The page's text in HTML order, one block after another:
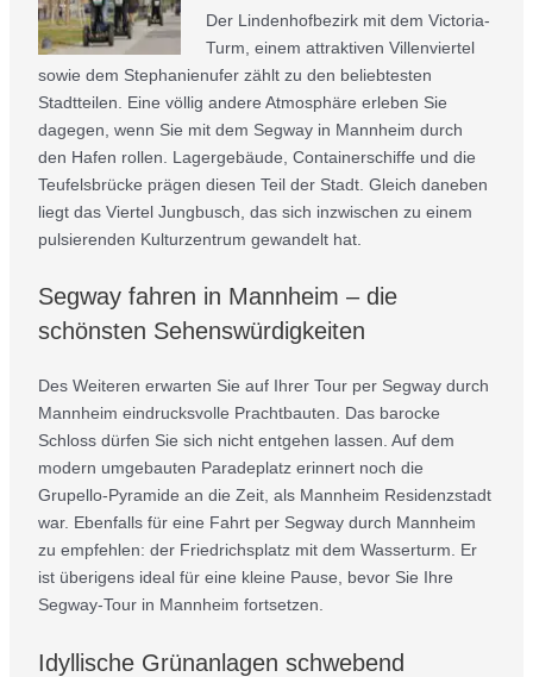
Der Lindenhofbezirk mit dem Victoria-
Turm, einem attraktiven Villenviertel
sowie dem Stephanienufer zählt zu den beliebtesten
Stadtteilen. Eine völlig andere Atmosphäre erleben Sie
dagegen, wenn Sie mit dem Segway in Mannheim durch
den Hafen rollen. Lagergebäude, Containerschiffe und die
Teufelsbrücke prägen diesen Teil der Stadt. Gleich daneben
liegt das Viertel Jungbusch, das sich inzwischen zu einem
pulsierenden Kulturzentrum gewandelt hat.
Segway fahren in Mannheim – die
schönsten Sehenswürdigkeiten
Des Weiteren erwarten Sie auf Ihrer Tour per Segway durch
Mannheim eindrucksvolle Prachtbauten. Das barocke
Schloss dürfen Sie sich nicht entgehen lassen. Auf dem
modern umgebauten Paradeplatz erinnert noch die
Grupello-Pyramide an die Zeit, als Mannheim Residenzstadt
war. Ebenfalls für eine Fahrt per Segway durch Mannheim
zu empfehlen: der Friedrichsplatz mit dem Wasserturm. Er
ist überigens ideal für eine kleine Pause, bevor Sie Ihre
Segway-Tour in Mannheim fortsetzen.
Idyllische Grünanlagen schwebend